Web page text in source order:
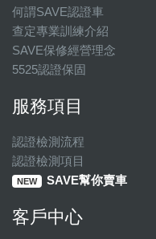
何謂SAVE認證車
查定專業訓練介紹
SAVE保修經營理念
5525認證保固
服務項目
認證檢測流程
認證檢測項目
NEW SAVE幫你賣車
客戶中心